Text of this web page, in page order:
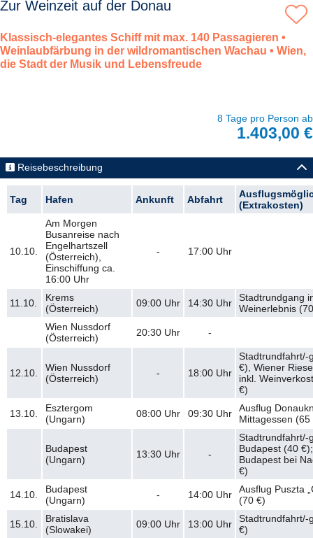
Zur Weinzeit auf der Donau
Klassisch-elegantes Schiff mit max. 140 Passagieren •
Weinlaubfärbung in der wildromantischen Wachau • Wien,
die Stadt der Musik und Lebensfreude
8 Tage pro Person ab
1.403,00 €
Reisebeschreibung
Tag Hafen Ankunft Abfahrt
(Extrakosten)
10.10.
Am Morgen
Busanreise nach
Engelhartszell
(Österreich),
Einschiffung ca.
16:00 Uhr
- 17:00Uhr
11.10.
Krems
(Österreich)
09:00Uhr 14:30Uhr
Stadtrundgang
Weinerlebnis
Wien Nussdorf
(Österreich)
20:30Uhr -
12.10.
Wien Nussdorf
(Österreich)
- 18:00Uhr
Stadtrundfahrt/-
€), Wiener
inkl.
€)
13.10.
Esztergom
(Ungarn)
08:00Uhr 09:30Uhr
Ausflug
Mittagessen (65
Budapest
(Ungarn)
13:30Uhr -
Stadtrundfahrt/-
Budapest (40 €);
Budapest bei
€)
14.10.
Budapest
(Ungarn)
- 14:00Uhr
Ausflug Puszta
(70 €)
15.10.
Bratislava
(Slowakei)
09:00Uhr 13:00Uhr
Stadtrundfahrt/-
€)